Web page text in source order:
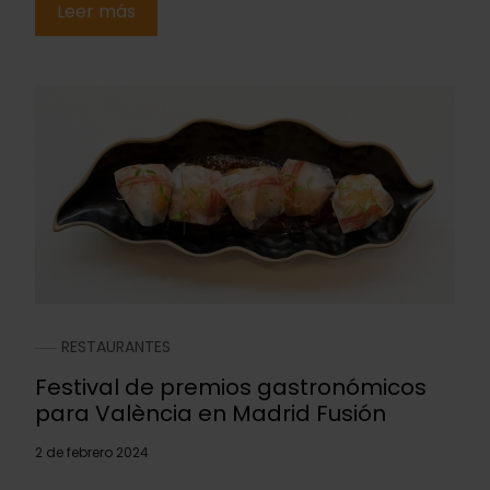
Leer más
RESTAURANTES
Festival de premios gastronómicos
para València en Madrid Fusión
2 de febrero 2024